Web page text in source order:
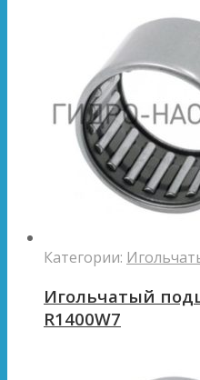
Категории:
Игольчатый
R1400W7